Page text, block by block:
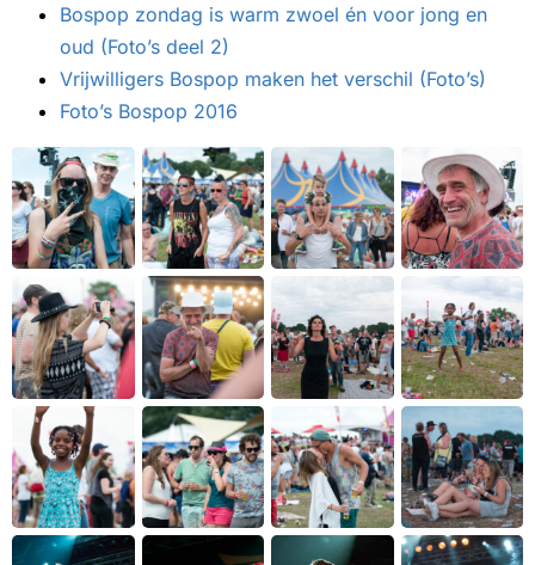
Bospop zondag is warm zwoel én voor jong en
oud (Foto’s deel 2)
Vrijwilligers Bospop maken het verschil (Foto’s)
Foto’s Bospop 2016